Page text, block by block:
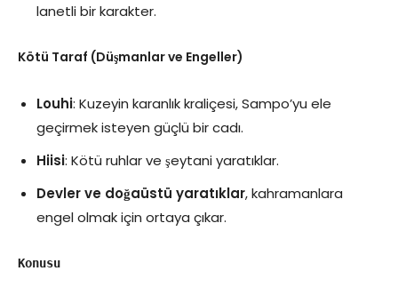
lanetli bir karakter.
Kötü Taraf (Düşmanlar ve Engeller)
Louhi: Kuzeyin karanlık kraliçesi, Sampo’yu ele
geçirmek isteyen güçlü bir cadı.
Hiisi: Kötü ruhlar ve şeytani yaratıklar.
Devler ve doğaüstü yaratıklar, kahramanlara
engel olmak için ortaya çıkar.
Konusu